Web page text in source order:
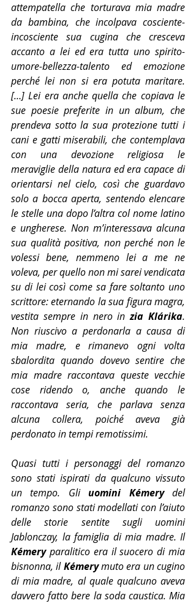
attempatella che torturava mia madre
da bambina, che incolpava cosciente-
incosciente sua cugina che cresceva
accanto a lei ed era tutta uno spirito-
umore-bellezza-talento ed emozione
perché lei non si era potuta maritare.
[…] Lei era anche quella che copiava le
sue poesie preferite in un album, che
prendeva sotto la sua protezione tutti i
cani e gatti miserabili, che contemplava
con una devozione religiosa le
meraviglie della natura ed era capace di
orientarsi nel cielo, così che guardavo
solo a bocca aperta, sentendo elencare
le stelle una dopo l’altra col nome latino
e ungherese. Non m’interessava alcuna
sua qualità positiva, non perché non le
volessi bene, nemmeno lei a me ne
voleva, per quello non mi sarei vendicata
su di lei così come sa fare soltanto uno
scrittore: eternando la sua figura magra,
vestita sempre in nero in zia Klárika.
Non riuscivo a perdonarla a causa di
mia madre, e rimanevo ogni volta
sbalordita quando dovevo sentire che
mia madre raccontava queste vecchie
cose ridendo o, anche quando le
raccontava seria, che parlava senza
alcuna collera, poiché aveva già
perdonato in tempi remotissimi.
Quasi tutti i personaggi del romanzo
sono stati ispirati da qualcuno vissuto
un tempo. Gli uomini Kémery del
romanzo sono stati modellati con l’aiuto
delle storie sentite sugli uomini
Jablonczay, la famiglia di mia madre. Il
Kémery paralitico era il suocero di mia
bisnonna, il Kémery muto era un cugino
di mia madre, al quale qualcuno aveva
davvero fatto bere la soda caustica. Mia